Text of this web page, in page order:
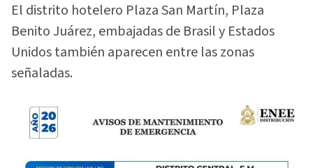
El distrito hotelero Plaza San Martín, Plaza
Benito Juárez, embajadas de Brasil y Estados
Unidos también aparecen entre las zonas
señaladas.